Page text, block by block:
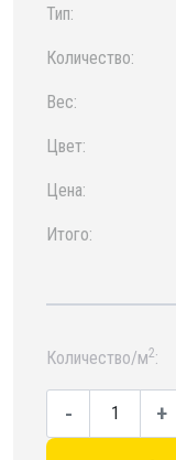
Тип:
Количество:
Вес:
Цвет:
Цена:
Итого:
Количество/м2:
- +